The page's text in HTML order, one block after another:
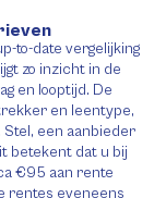
to-date vergelijking
zo inzicht in de
en looptijd. De
en leentype,
Stel, een aanbieder
betekent dat u bij
€95 aan rente
rentes eveneens